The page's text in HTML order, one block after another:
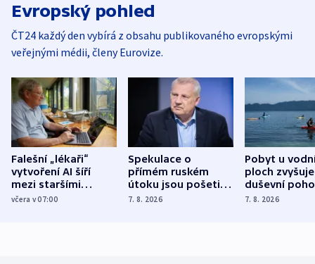
Evropský pohled
ČT24 každý den vybírá z obsahu publikovaného evropskými
veřejnými médii, členy Eurovize.
Falešní „lékaři“
vytvoření AI šíří
mezi staršími
Poláky nebezpečné
včera v 07:00
Spekulace o
přímém ruském
útoku jsou pošetilé,
míní estonský
7. 8. 2026
Pobyt u
ploch zvyšuje
duševní
ukázala
7. 8. 2026